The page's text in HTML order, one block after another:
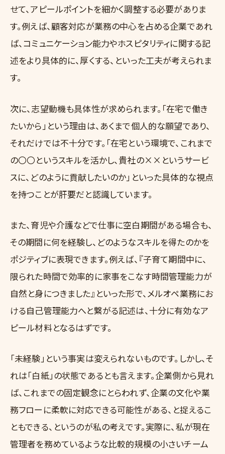
せて、アピールポイントを細かく調整する必要がありま
す。例えば、顧客対応が業務の中心を占める企業であれ
ば、コミュニケーション能力やホスピタリティに関する記
述をより具体的に、厚くする、といった工夫が考えられま
す。
次に、志望動機も具体性が求められます。「在宅で働き
たいから」という理由は、あくまで個人的な願望であり、
それだけでは不十分です。「在宅という環境で、これまで
の〇〇というスキルを活かし、貴社の××というサービ
スに、どのように貢献したいのか」といった具体的な視点
を持つことが肝要だと認識しています。
また、育児や介護などで仕事に空白期間がある場合も、
その期間に何を経験し、どのようなスキルを得たのかを
ポジティブに表現できます。例えば、『子育て期間中に、
限られた時間で効率的に家事をこなす時間管理能力が
自然と身につきました』といった形で、メルオペ業務にお
ける自己管理能力へと繋がる記述は、十分に有効なア
ピール材料となるはずです。
「未経験」という事実は変えられないものです。しかし、そ
れは「白紙」の状態であるとも言えます。企業側から見れ
ば、これまでの固定観念にとらわれず、企業の文化や業
務フローに柔軟に対応できる可能性がある、と捉えるこ
ともできる、というのが私の考えです。実際に、私が現在
管理者を務めているような比較的規模の小さいチーム